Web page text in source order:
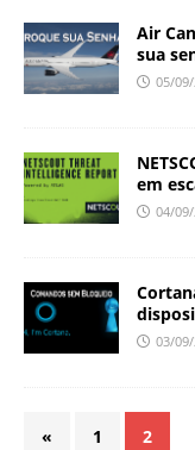
Air
sua
05/
em
04/
03/
« 1 2